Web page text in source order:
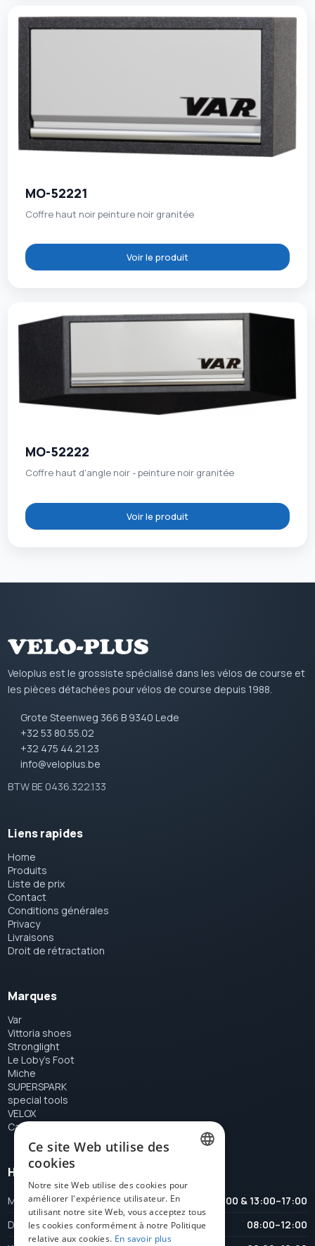
MO-52221
Coffre haut noir peinture noir granitée
Voir le produit
MO-52222
Coffre haut d'angle noir - peinture noir granitée
Voir le produit
Veloplus est le grossiste spécialisé dans les vélos de course et
les pièces détachées pour vélos de course depuis 1988.
Grote Steenweg 366 B 9340 Lede
+32 53 80.55.02
+32 475 44.21.23
info@veloplus.be
BTW BE 0436.322.133
Liens rapides
Home
Produits
Liste de prix
Contact
Conditions générales
Privacy
Livraisons
Droit de rétractation
Marques
Var
Vittoria shoes
Stronglight
Le Loby's Foot
Miche
SUPERSPARK
special tools
VELOX
Campagnolo
Heures d'ouverture
Maandag
08:00–12:00 & 13:00–17:00
Dinsdag
08:00–12:00
FRENCH
ENGLISH
Ce site Web utilise des
cookies
Notre site Web utilise des cookies pour
améliorer l'expérience utilisateur. En
utilisant notre site Web, vous acceptez tous
les cookies conformément à notre Politique
relative aux cookies. En savoir plus